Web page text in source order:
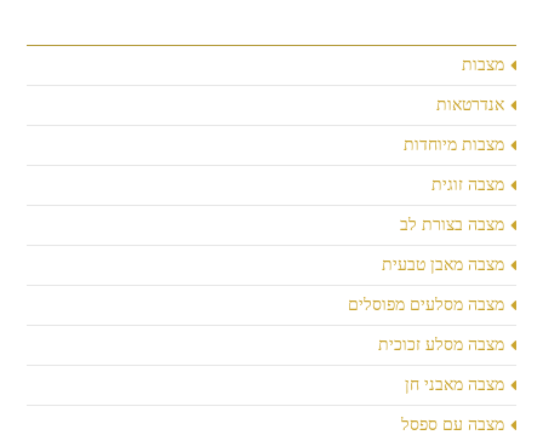
מצבות
אנדרטאות
מצבות מיוחדות
מצבה זוגית
מצבה בצורת לב
מצבה מאבן טבעית
מצבה מסלעים מפוסלים
מצבה מסלע זכוכית
מצבה מאבני חן
מצבה עם ספסל